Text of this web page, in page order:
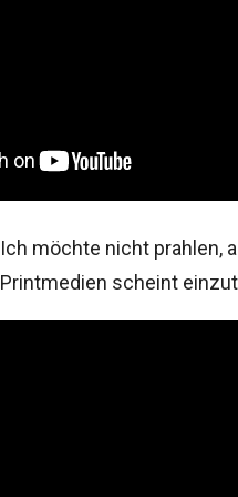
Ich möchte nicht prahlen,
Printmedien scheint